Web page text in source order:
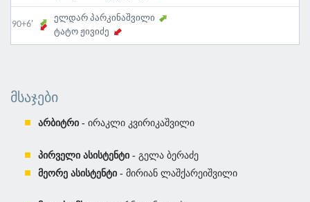
90+6'
ელდარ პარკინაშვილი
ტატო ჟივიძე
ᲛᲡᲐᲯᲔᲑᲘ
არბიტრი - ირაკლი კვირიკაშვილი
პირველი ასისტენტი - გელა ბერაძე
მეორე ასისტენტი - მირიან ლაშქარეიშვილი